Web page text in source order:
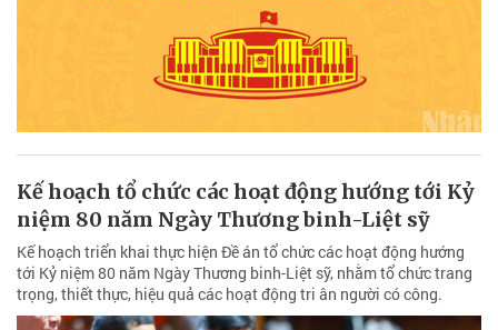
Kế hoạch tổ chức các hoạt động hướng tới Kỷ
niệm 80 năm Ngày Thương binh-Liệt sỹ
Kế hoạch triển khai thực hiện Đề án tổ chức các hoạt động hướng
tới Kỷ niệm 80 năm Ngày Thương binh-Liệt sỹ, nhằm tổ chức trang
trọng, thiết thực, hiệu quả các hoạt động tri ân người có công.